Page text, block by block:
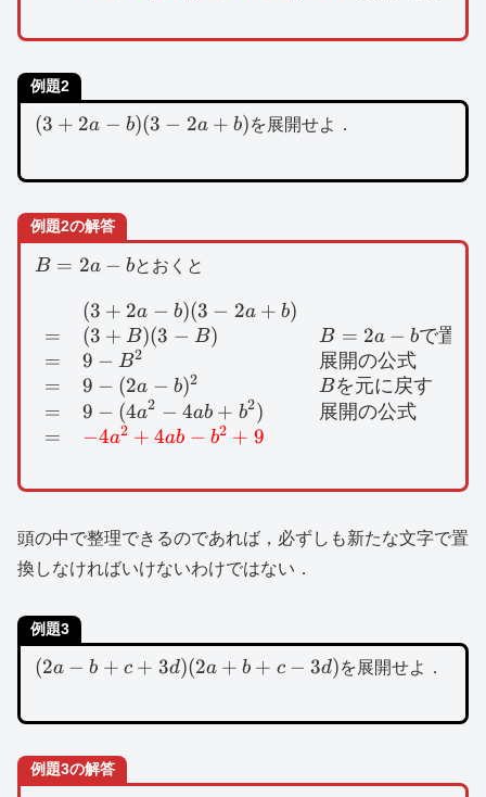
例題2
(3+2a-
(3 + 2a − b)(3 − 2a + b)を展開せよ．
例題2の解答
B=2a-
B = 2a − bとおくと
=
=
=
=
=
(3 + 2a − b)(3 − 2a + b)
(3 + B)(3 − B)
9 − B2
9 − (2a − b)2
9 − (4a2 − 4ab + b2)
−4a2 + 4ab − b2 + 9
B = 2a − bで置換
展開の公式
Bを元に戻す
展開の公式
頭の中で整理できるのであれば，必ずしも新たな文字で置
換しなければいけないわけではない．
例題3
(2a-
(2a − b + c + 3d)(2a + b + c − 3d)を展開せよ．
例題3の解答